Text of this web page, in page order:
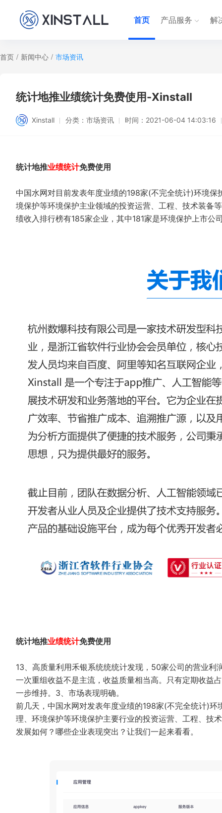
首页 产品服务 解
首页 / 新闻中心 / 市场资讯
统计地推业绩统计免费使用-Xinstall
Xinstall 分类： 市场资讯 时间： 2021-06-04 14:03:16
统计地推业绩统计免费使用
中国水网对目前发表年度业绩的198家(不完全统计)环境
境保护等环境保护主业领域的投资运营、工程、技术装备
绩收入排行榜有185家企业，其中181家是环境保护上市公
统计地推业绩统计免费使用
13、高质量利用禾银系统统统计发现，50家公司的营业
一次重组收益不是主流，收益质量相当高。只有定期收益
一步维持。3、市场表现明确。
前几天，中国水网对发表年度业绩的198家(不完全统计)
理、环境保护等环境保护主要行业的投资运营、工程、技
发展如何？哪些企业表现突出？让我们一起来看看。